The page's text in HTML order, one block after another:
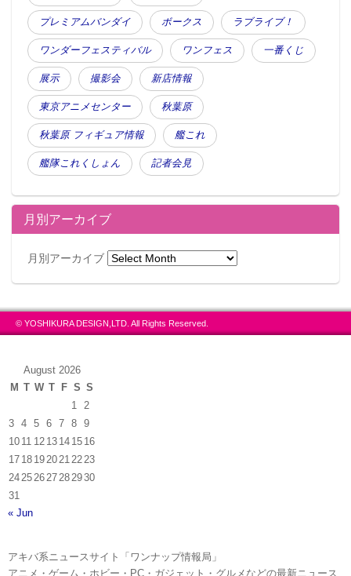
プレミアムバンダイ ボークス ラブライブ！
ワンダーフェスティバル ワンフェス 一番くじ
展示 撮影会 新店情報
東京アニメセンター 秋葉原
秋葉原 フィギュア情報 艦これ
艦隊これくしょん 記者会見
月別アーカイブ
月別アーカイブ
© YOSHIKURA DESIGN,LTD. All Rights Reserved.
August 2026
M T W T F S S
1
2
3
4 5 6 7 8
9
10 11 12 13 14 15 16
17 18 19 20 21 22 23
24 25 26 27 28 2930
31
« Jun
アキバ系ニュースサイト「ワンナップ情報局」
アニメ・ゲーム・ホビー・PC・ガジェット・グルメなどの最新ニュース